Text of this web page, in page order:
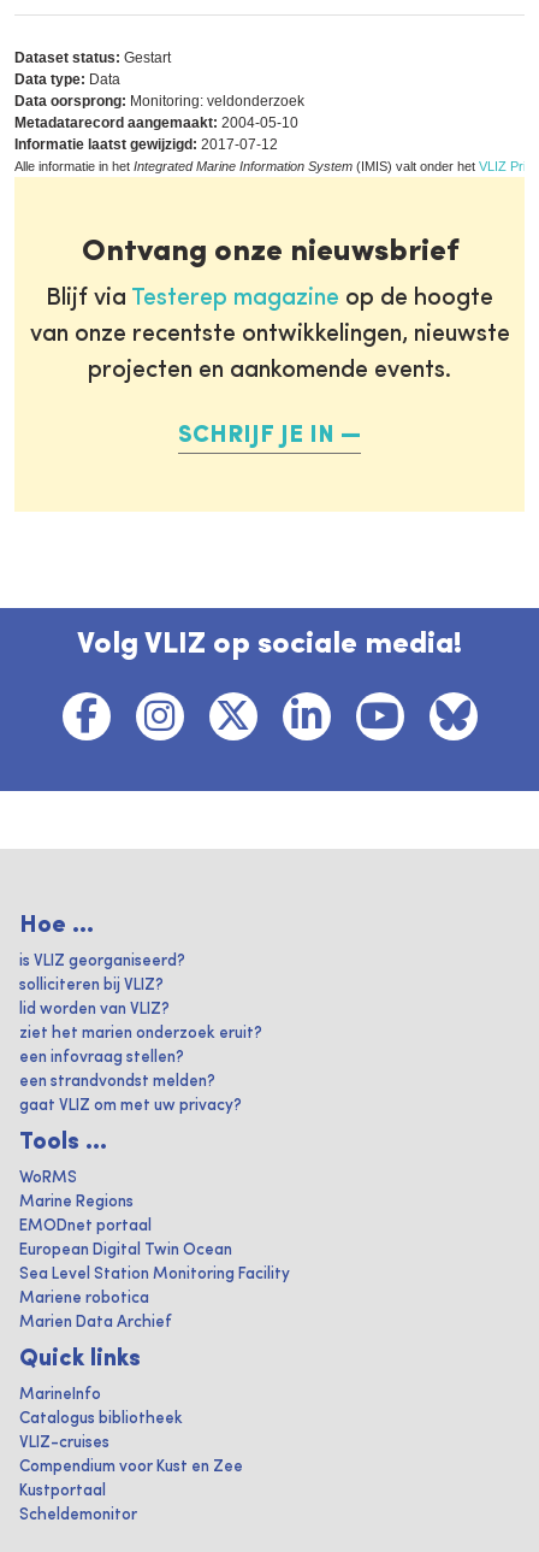
Dataset status: Gestart
Data type: Data
Data oorsprong: Monitoring: veldonderzoek
Metadatarecord aangemaakt: 2004-05-10
Informatie laatst gewijzigd: 2017-07-12
Alle informatie in het Integrated Marine Information System (IMIS) valt onder het VLIZ
Ontvang onze nieuwsbrief
Blijf via Testerep magazine op de hoogte
van onze recentste ontwikkelingen, nieuwste
projecten en aankomende events.
SCHRIJF JE IN
Volg VLIZ op sociale media!
Hoe ...
is VLIZ georganiseerd?
solliciteren bij VLIZ?
lid worden van VLIZ?
ziet het marien onderzoek eruit?
een infovraag stellen?
een strandvondst melden?
gaat VLIZ om met uw privacy?
Tools ...
WoRMS
Marine Regions
EMODnet portaal
European Digital Twin Ocean
Sea Level Station Monitoring Facility
Mariene robotica
Marien Data Archief
Quick links
MarineInfo
Catalogus bibliotheek
VLIZ-cruises
Compendium voor Kust en Zee
Kustportaal
Scheldemonitor